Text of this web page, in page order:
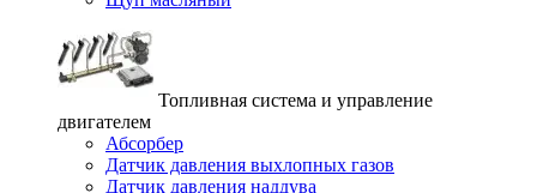
Топливная система и управление
двигателем
Абсорбер
Датчик давления выхлопных газов
Датчик давления наддува